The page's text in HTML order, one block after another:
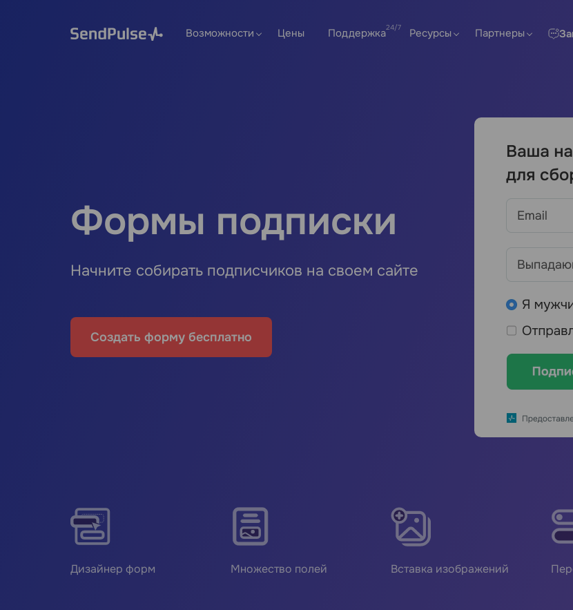
Возможности Цены Поддержка Ресурсы Партнеры
Формы подписки
Начните собирать подписчиков на своем сайте
Создать форму бесплатно
Дизайнер форм Множество полей Вставка изображений